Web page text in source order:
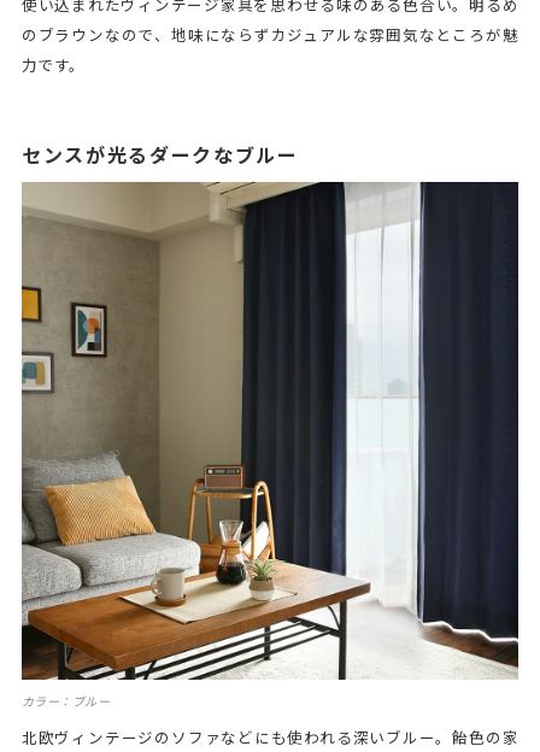
使い込まれたヴィンテージ家具を思わせる味のある色合い。明るめ
のブラウンなので、地味にならずカジュアルな雰囲気なところが魅
力です。
センスが光るダークなブルー
カラー：ブルー
北欧ヴィンテージのソファなどにも使われる深いブルー。飴色の家